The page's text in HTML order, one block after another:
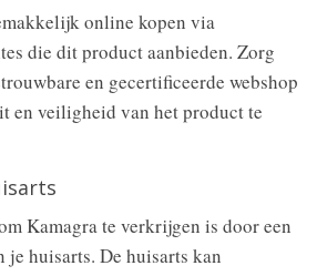
online kopen via
die dit product aanbieden. Zorg
en gecertificeerde webshop
en veiligheid van het product te
Kamagra te verkrijgen is door een
je huisarts. De huisarts kan